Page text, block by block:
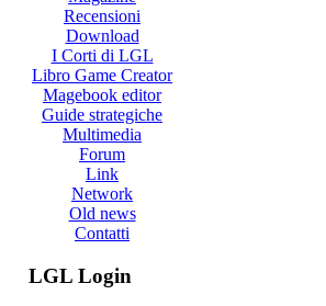
Recensioni
Download
I Corti di LGL
Libro Game Creator
Magebook editor
Guide strategiche
Multimedia
Forum
Link
Network
Old news
Contatti
LGL Login